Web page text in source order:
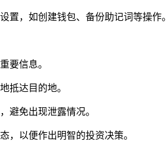
置，如创建钱包、备份助记词等操作。
要信息。
抵达目的地。
避免出现泄露情况。
，以便作出明智的投资决策。